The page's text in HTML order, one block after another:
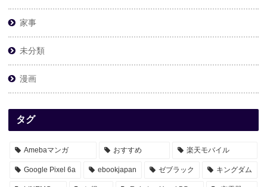
家事
未分類
漫画
タグ
Amebaマンガ おすすめ 楽天モバイル
Google Pixel 6a ebookjapan ゼブラック キングダム